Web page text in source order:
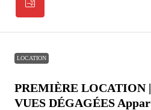
LOCATION
PREMIÈRE LOCATION
VUES DÉGAGÉES